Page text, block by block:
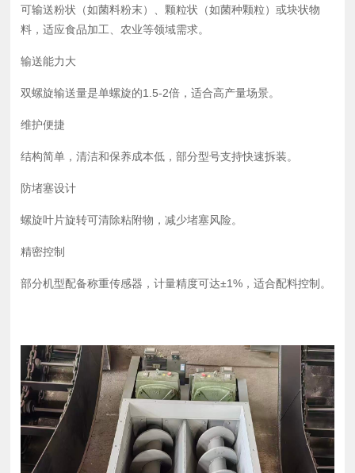
可输送粉状（如菌料粉末）、颗粒状（如菌种颗粒）或块状物
料，适应食品加工、农业等领域需求。 ‌
输送能力大
双螺旋输送量是单螺旋的1.5-2倍，适合高产量场景。 ‌
维护便捷
结构简单，清洁和保养成本低，部分型号支持快速拆装。 ‌
防堵塞设计
螺旋叶片旋转可清除粘附物，减少堵塞风险。 ‌‌
精密控制
部分机型配备称重传感器，计量精度可达±1%，适合配料控制。